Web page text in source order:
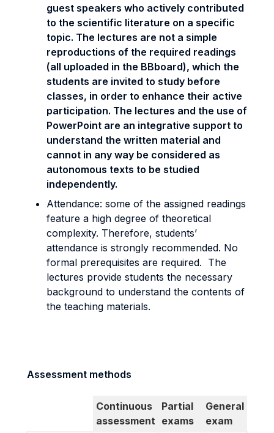
guest speakers who actively contributed
to the scientific literature on a specific
topic. The lectures are not a simple
reproductions of the required readings
(all uploaded in the BBboard), which the
students are invited to study before
classes, in order to enhance their active
participation. The lectures and the use of
PowerPoint are an integrative support to
understand the written material and
cannot in any way be considered as
autonomous texts to be studied
independently.
Attendance: some of the assigned readings
feature a high degree of theoretical
complexity. Therefore, students’
attendance is strongly recommended. No
formal prerequisites are required. The
lectures provide students the necessary
background to understand the contents of
the teaching materials.
Assessment methods
Continuous
assessment
Partial
exams
General
exam